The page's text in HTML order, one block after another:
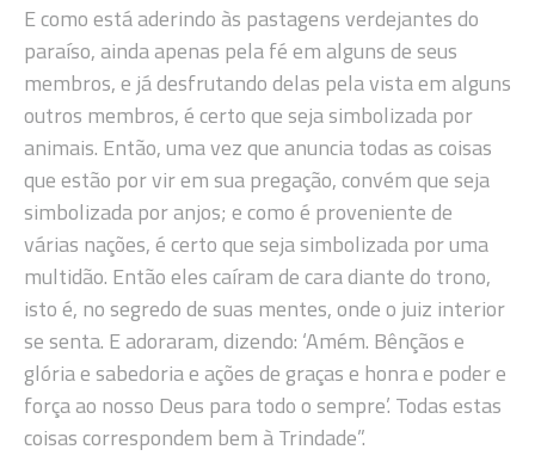
E como está aderindo às pastagens verdejantes do
paraíso, ainda apenas pela fé em alguns de seus
membros, e já desfrutando delas pela vista em alguns
outros membros, é certo que seja simbolizada por
animais. Então, uma vez que anuncia todas as coisas
que estão por vir em sua pregação, convém que seja
simbolizada por anjos; e como é proveniente de
várias nações, é certo que seja simbolizada por uma
multidão. Então eles caíram de cara diante do trono,
isto é, no segredo de suas mentes, onde o juiz interior
se senta. E adoraram, dizendo: ‘Amém. Bênçãos e
glória e sabedoria e ações de graças e honra e poder e
força ao nosso Deus para todo o sempre’. Todas estas
coisas correspondem bem à Trindade”.